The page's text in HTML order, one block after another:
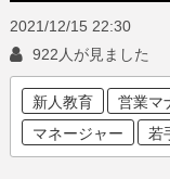
2021/12/15 22:30
922人が見ました
新人教育 営業マ
マネージャー
若